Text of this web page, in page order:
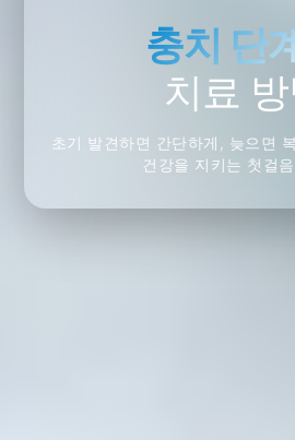
충치 단
치료
초기 발견하면 간단하게, 늦으면
건강을 지키는 첫걸